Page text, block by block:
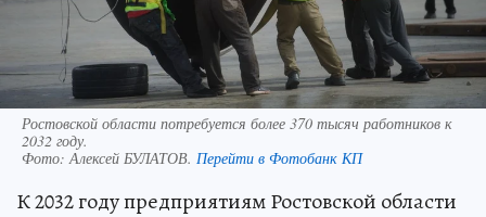
Ростовской области потребуется более 370 тысяч работников к
2032 году.
Фото: Алексей БУЛАТОВ. Перейти в Фотобанк КП
К 2032 году предприятиям Ростовской области